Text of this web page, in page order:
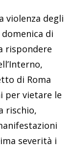
violenza degli
di
rispondere
di Roma
per vietare le
rischio,
severità i